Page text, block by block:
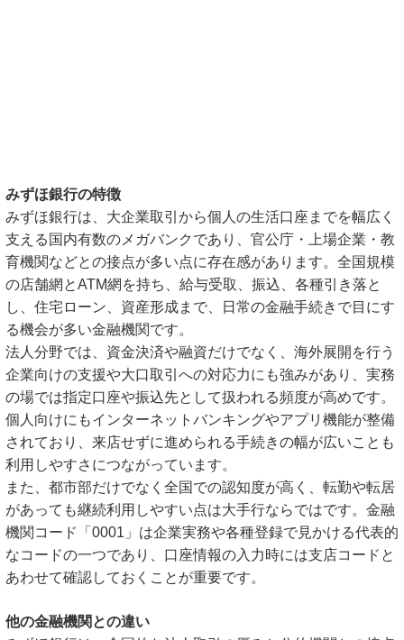
みずほ銀行の特徴
みずほ銀行は、大企業取引から個人の生活口座までを幅広く
支える国内有数のメガバンクであり、官公庁・上場企業・教
育機関などとの接点が多い点に存在感があります。全国規模
の店舗網とATM網を持ち、給与受取、振込、各種引き落と
し、住宅ローン、資産形成まで、日常の金融手続きで目にす
る機会が多い金融機関です。
法人分野では、資金決済や融資だけでなく、海外展開を行う
企業向けの支援や大口取引への対応力にも強みがあり、実務
の場では指定口座や振込先として扱われる頻度が高めです。
個人向けにもインターネットバンキングやアプリ機能が整備
されており、来店せずに進められる手続きの幅が広いことも
利用しやすさにつながっています。
また、都市部だけでなく全国での認知度が高く、転勤や転居
があっても継続利用しやすい点は大手行ならではです。金融
機関コード「0001」は企業実務や各種登録で見かける代表的
なコードの一つであり、口座情報の入力時には支店コードと
あわせて確認しておくことが重要です。
他の金融機関との違い